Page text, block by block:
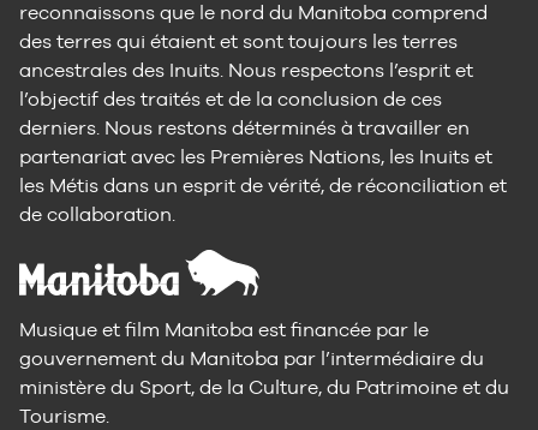
reconnaissons que le nord du Manitoba comprend
des terres qui étaient et sont toujours les terres
ancestrales des Inuits. Nous respectons l’esprit et
l’objectif des traités et de la conclusion de ces
derniers. Nous restons déterminés à travailler en
partenariat avec les Premières Nations, les Inuits et
les Métis dans un esprit de vérité, de réconciliation et
de collaboration.
Musique et film Manitoba est financée par le
gouvernement du Manitoba par l’intermédiaire du
ministère du Sport, de la Culture, du Patrimoine et du
Tourisme.